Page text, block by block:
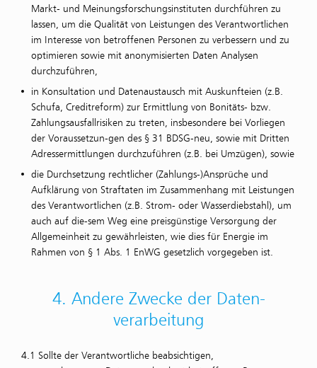
Markt- und Meinungsforschungsinstituten durchführen zu
lassen, um die Qualität von Leistungen des Verantwortlichen
im Interesse von betroffenen Personen zu verbessern und zu
optimieren sowie mit anonymisierten Daten Analysen
durchzuführen,
in Konsultation und Datenaustausch mit Auskunfteien (z.B.
Schufa, Creditreform) zur Ermittlung von Bonitäts- bzw.
Zahlungsausfallrisiken zu treten, insbesondere bei Vorliegen
der Voraussetzun-gen des § 31 BDSG-neu, sowie mit Dritten
Adressermittlungen durchzuführen (z.B. bei Umzügen), sowie
die Durchsetzung rechtlicher (Zahlungs-)Ansprüche und
Aufklärung von Straftaten im Zusammenhang mit Leistungen
des Verantwortlichen (z.B. Strom- oder Wasserdiebstahl), um
auch auf die-sem Weg eine preisgünstige Versorgung der
Allgemeinheit zu gewährleisten, wie dies für Energie im
Rahmen von § 1 Abs. 1 EnWG gesetzlich vorgegeben ist.
4. Andere Zwecke der Daten­
verarbeitung
4.1 Sollte der Verantwortliche beabsichtigen,